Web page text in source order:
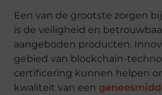
Een van de grootste zorgen
is de veiligheid en
aangeboden producten.
gebied van blockchain-
certificering kunnen helpen
kwaliteit van een